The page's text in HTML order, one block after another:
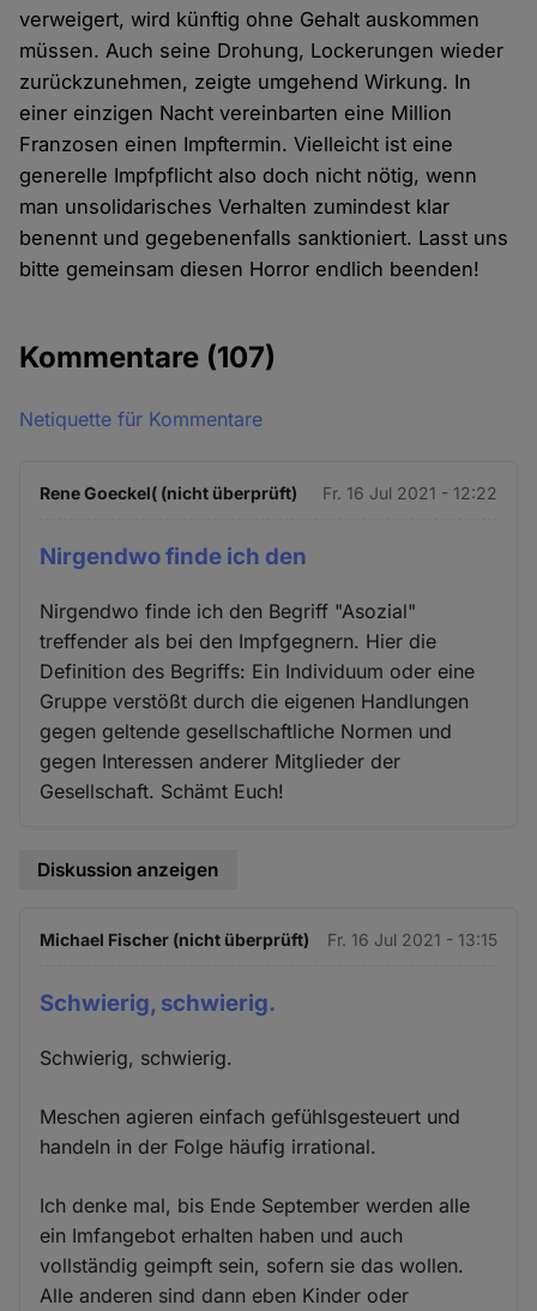
verweigert, wird künftig ohne Gehalt auskommen
müssen. Auch seine Drohung, Lockerungen wieder
zurückzunehmen, zeigte umgehend Wirkung. In
einer einzigen Nacht vereinbarten eine Million
Franzosen einen Impftermin. Vielleicht ist eine
generelle Impfpflicht also doch nicht nötig, wenn
man unsolidarisches Verhalten zumindest klar
benennt und gegebenenfalls sanktioniert. Lasst uns
bitte gemeinsam diesen Horror endlich beenden!
Kommentare (107)
Netiquette für Kommentare
Rene Goeckel( (nicht überprüft) Fr. 16 Jul 2021 - 12:22
Nirgendwo finde ich den
Nirgendwo finde ich den Begriff "Asozial"
treffender als bei den Impfgegnern. Hier die
Definition des Begriffs: Ein Individuum oder eine
Gruppe verstößt durch die eigenen Handlungen
gegen geltende gesellschaftliche Normen und
gegen Interessen anderer Mitglieder der
Gesellschaft. Schämt Euch!
Diskussion anzeigen
Michael Fischer (nicht überprüft) Fr. 16 Jul 2021 - 13:15
Schwierig, schwierig.
Schwierig, schwierig.
Meschen agieren einfach gefühlsgesteuert und
handeln in der Folge häufig irrational.
Ich denke mal, bis Ende September werden alle
ein Imfangebot erhalten haben und auch
vollständig geimpft sein, sofern sie das wollen.
Alle anderen sind dann eben Kinder oder